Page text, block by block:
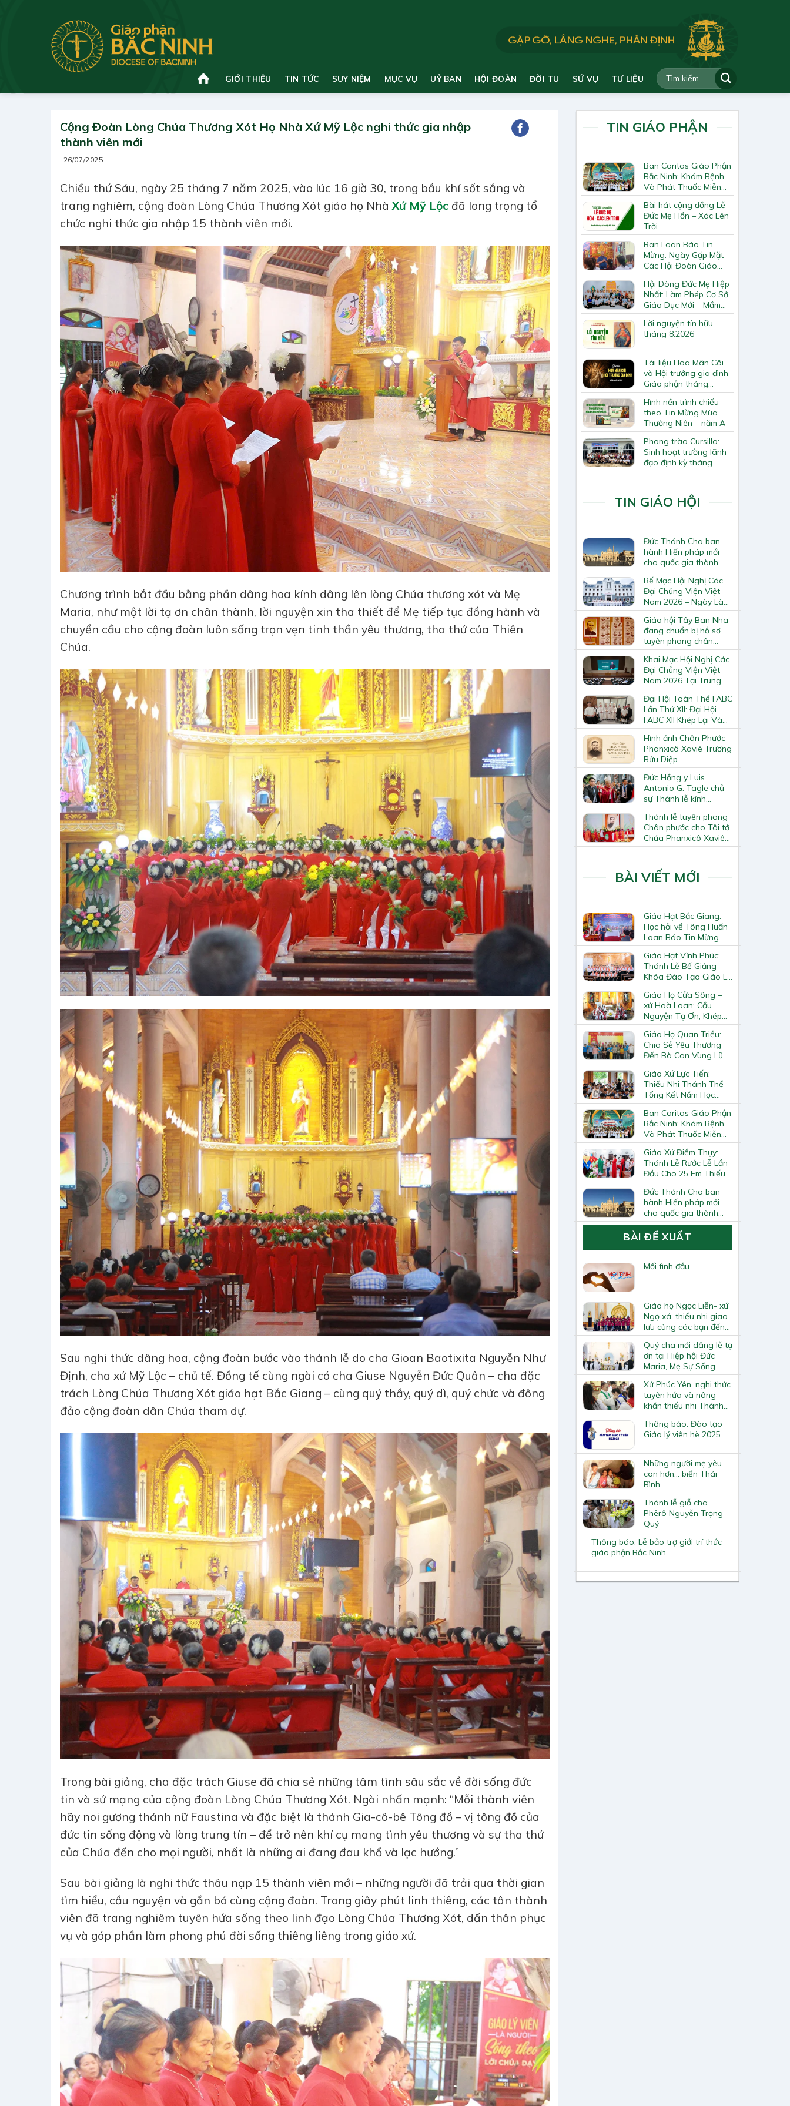
GIỚI THIỆU TIN TỨC SUY NIỆM MỤC VỤ UỶ BAN HỘI ĐOÀN ĐỜI TU SỨ VỤ TƯ LIỆU
Cộng Đoàn Lòng Chúa Thương Xót Họ Nhà Xứ Mỹ Lộc nghi thức gia nhập
thành viên mới
26/07/2025
Chiều thứ Sáu, ngày 25 tháng 7 năm 2025, vào lúc 16 giờ 30, trong bầu khí sốt sắng và
trang nghiêm, cộng đoàn Lòng Chúa Thương Xót giáo họ NhàXứ Mỹ Lộc đã long trọng tổ
chức nghi thức gia nhập 15 thành viên mới.
Chương trình bắt đầu bằng phần dâng hoa kính dâng lên lòng Chúa thương xót và Mẹ
Maria, như một lời tạ ơn chân thành, lời nguyện xin tha thiết để Mẹ tiếp tục đồng hành và
chuyển cầu cho cộng đoàn luôn sống trọn vẹn tinh thần yêu thương, tha thứ của Thiên
Chúa.
Sau nghi thức dâng hoa, cộng đoàn bước vào thánh lễ do cha Gioan Baotixita Nguyễn Như
Định, cha xứ Mỹ Lộc – chủ tế. Đồng tế cùng ngài có cha Giuse Nguyễn Đức Quân – cha đặc
trách Lòng Chúa Thương Xót giáo hạt Bắc Giang – cùng quý thầy, quý dì, quý chức và đông
đảo cộng đoàn dân Chúa tham dự.
Trong bài giảng, cha đặc trách Giuse đã chia sẻ những tâm tình sâu sắc về đời sống đức
tin và sứ mạng của cộng đoàn Lòng Chúa Thương Xót. Ngài nhấn mạnh: “Mỗi thành viên
hãy noi gương thánh nữ Faustina và đặc biệt là thánh Gia-cô-bê Tông đồ – vị tông đồ của
đức tin sống động và lòng trung tín – để trở nên khí cụ mang tình yêu thương và sự tha thứ
của Chúa đến cho mọi người, nhất là những ai đang đau khổ và lạc hướng.”
Sau bài giảng là nghi thức thâu nạp 15 thành viên mới – những người đã trải qua thời gian
tìm hiểu, cầu nguyện và gắn bó cùng cộng đoàn. Trong giây phút linh thiêng, các tân thành
viên đã trang nghiêm tuyên hứa sống theo linh đạo Lòng Chúa Thương Xót, dấn thân phục
vụ và góp phần làm phong phú đời sống thiêng liêng trong giáo xứ.
TIN GIÁO PHẬN
Ban Caritas Giáo Phận
Bắc Ninh: Khám Bệnh
Và Phát Thuốc Miễn
Phí Tại Giáo Xứ Đồng
Chương
Bài hát cộng đồng Lễ
Đức Mẹ Hồn – Xác Lên
Trời
Ban Loan Báo Tin
Mừng: Ngày Gặp Mặt
Các Hội Đoàn Giáo
Hạt Bắc Giang
Hội Dòng Đức Mẹ Hiệp
Nhất: Làm Phép Cơ Sở
Giáo Dục Mới – Mầm
Non Thiên Ân
Lời nguyện tín hữu
tháng 8.2026
Tài liệu Hoa Mân Côi
và Hội trưởng gia đình
Giáo phận tháng
8.2026
Hình nền trình chiếu
theo Tin Mừng Mùa
Thường Niên – năm A
Phong trào Cursillo:
Sinh hoạt trường lãnh
đạo định kỳ tháng
7/2026
TIN GIÁO HỘI
Đức Thánh Cha ban
hành Hiến pháp mới
cho quốc gia thành
Vatican
Bế Mạc Hội Nghị Các
Đại Chủng Viện Việt
Nam 2026 – Ngày Làm
Việc Cuối Cùng
Giáo hội Tây Ban Nha
đang chuẩn bị hồ sơ
tuyên phong chân
phước và phong thánh
cho 3.344 vị
Khai Mạc Hội Nghị Các
Đại Chủng Viện Việt
Nam 2026 Tại Trung
Tâm Mục Vụ Giáo
Phận Vinh
Đại Hội Toàn Thể FABC
Lần Thứ XII: Đại Hội
FABC XII Khép Lại Và
Mở Ra Một Hành Trình
Mới Cho Giáo Hội Tại
Châu Á
Hình ảnh Chân Phước
Phanxicô Xaviê Trương
Bửu Diệp
Đức Hồng y Luis
Antonio G. Tagle chủ
sự Thánh lễ kính
Thánh Tô-ma Tông đồ
tại Nhà thờ Chính tòa
Hà Nội
Thánh lễ tuyên phong
Chân phước cho Tôi tớ
Chúa Phanxicô Xaviê
Trương Bửu Diệp
BÀI VIẾT MỚI
Giáo Hạt Bắc Giang:
Học hỏi về Tông Huấn
Loan Báo Tin Mừng
Giáo Hạt Vĩnh Phúc:
Thánh Lễ Bế Giảng
Khóa Đào Tạo Giáo Lý
Viên – Huynh Trưởng
Cấp II
Giáo Họ Cửa Sông –
xứ Hoà Loan: Cầu
Nguyện Tạ Ơn, Khép
Lại Khóa Huấn Luyện
Giáo Lý Viên Cấp II
Giáo Họ Quan Triều:
Chia Sẻ Yêu Thương
Đến Bà Con Vùng Lũ
Lai Châu
Giáo Xứ Lực Tiến:
Thiếu Nhi Thánh Thể
Tổng Kết Năm Học
Giáo Lý
Ban Caritas Giáo Phận
Bắc Ninh: Khám Bệnh
Và Phát Thuốc Miễn
Phí Tại Giáo Xứ Đồng
Chương
Giáo Xứ Điềm Thụy:
Thánh Lễ Rước Lễ Lần
Đầu Cho 25 Em Thiếu
Nhi
Đức Thánh Cha ban
hành Hiến pháp mới
cho quốc gia thành
Vatican
BÀI ĐỀ XUẤT
Mối tình đầu
Giáo họ Ngọc Liễn- xứ
Ngọ xá, thiếu nhi giao
lưu cùng các bạn đến
từ Mái ấm Thiên Hòa
Quý cha mới dâng lễ tạ
ơn tại Hiệp hội Đức
Maria, Mẹ Sự Sống
Xứ Phúc Yên, nghi thức
tuyên hứa và nâng
khăn thiếu nhi Thánh
Thể
Thông báo: Đào tạo
Giáo lý viên hè 2025
Những người mẹ yêu
con hơn… biển Thái
Bình
Thánh lễ giỗ cha
Phêrô Nguyễn Trọng
Quý
Thông báo: Lễ bảo trợ giới trí thức
giáo phận Bắc Ninh